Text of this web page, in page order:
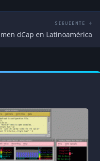
SIGUIENTE →
dCap en Latinoamérica